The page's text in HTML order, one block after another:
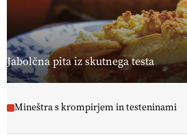
Jabolčna pita iz skutnega testa
Mineštra s krompirjem in testeninami